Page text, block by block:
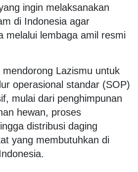
ingin melaksanakan
di Indonesia agar
melalui lembaga amil resmi
mendorong Lazismu untuk
operasional standar (SOP)
mulai dari penghimpunan
hewan, proses
distribusi daging
yang membutuhkan di